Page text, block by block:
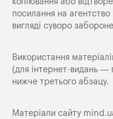
посилання на агентство
вигляді суворо
Використання
(для інтернет-видань —
нижче третього абзацу.
Матеріали сайту